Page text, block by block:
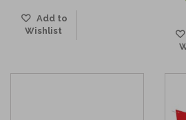
Add to
Wishlist